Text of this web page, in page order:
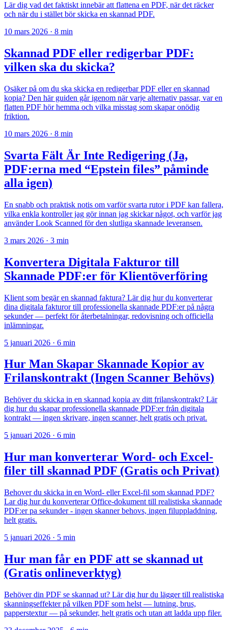
Lär dig vad det faktiskt innebär att flattena en PDF, när det räcker
och när du i stället bör skicka en skannad PDF.
10 mars 2026 · 8 min
Skannad PDF eller redigerbar PDF:
vilken ska du skicka?
Osäker på om du ska skicka en redigerbar PDF eller en skannad
kopia? Den här guiden går igenom när varje alternativ passar, var en
flatten PDF hör hemma och vilka misstag som skapar onödig
friktion.
10 mars 2026 · 8 min
Svarta Fält Är Inte Redigering (Ja,
PDF:erna med “Epstein files” påminde
alla igen)
En snabb och praktisk notis om varför svarta rutor i PDF kan fallera,
vilka enkla kontroller jag gör innan jag skickar något, och varför jag
använder Look Scanned för den slutliga skannade leveransen.
3 mars 2026 · 3 min
Konvertera Digitala Fakturor till
Skannade PDF:er för Klientöverföring
Klient som begär en skannad faktura? Lär dig hur du konverterar
dina digitala fakturor till professionella skannade PDF:er på några
sekunder — perfekt för återbetalningar, redovisning och officiella
inlämningar.
5 januari 2026 · 6 min
Hur Man Skapar Skannade Kopior av
Frilanskontrakt (Ingen Scanner Behövs)
Behöver du skicka in en skannad kopia av ditt frilanskontrakt? Lär
dig hur du skapar professionella skannade PDF:er från digitala
kontrakt — ingen skrivare, ingen scanner, helt gratis och privat.
5 januari 2026 · 6 min
Hur man konverterar Word- och Excel-
filer till skannad PDF (Gratis och Privat)
Behover du skicka in en Word- eller Excel-fil som skannad PDF?
Lar dig hur du konverterar Office-dokument till realistiska skannade
PDF:er pa sekunder - ingen skanner behovs, ingen filuppladdning,
helt gratis.
5 januari 2026 · 5 min
Hur man får en PDF att se skannad ut
(Gratis onlineverktyg)
Behöver din PDF se skannad ut? Lär dig hur du lägger till realistiska
skanningseffekter på vilken PDF som helst — lutning, brus,
papperstextur — på sekunder, helt gratis och utan att ladda upp filer.